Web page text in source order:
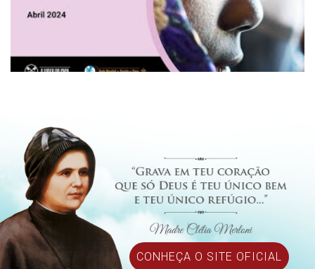
CONHEÇA O SITE OFICIAL